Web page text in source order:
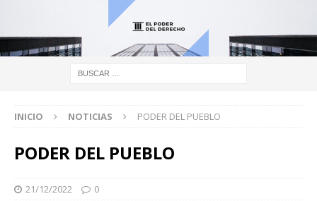
INICIO NOTICIAS PODER DEL PUEBLO
PODER DEL PUEBLO
21/12/2022 0